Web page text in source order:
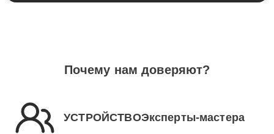
Почему нам доверяют?
УСТРОЙСТВОЭксперты-мастера